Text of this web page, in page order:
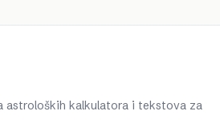
astroloških kalkulatora i tekstova za